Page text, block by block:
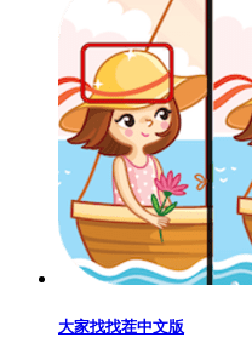
大家找找茬中文版